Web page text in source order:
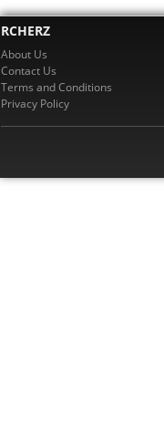
RCHERZ
About Us
Contact Us
Terms and Conditions
Privacy Policy